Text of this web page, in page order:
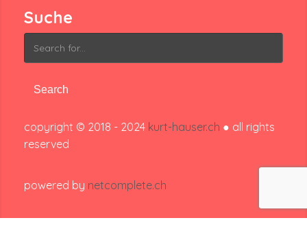
Suche
Search
for:
copyright © 2018 - 2024 kurt-hauser.ch ● all rights
reserved
powered by netcomplete.ch